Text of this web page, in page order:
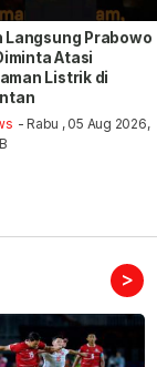
Langsung Prabowo
Atasi
Listrik di
- Rabu , 05 Aug 2026,
>